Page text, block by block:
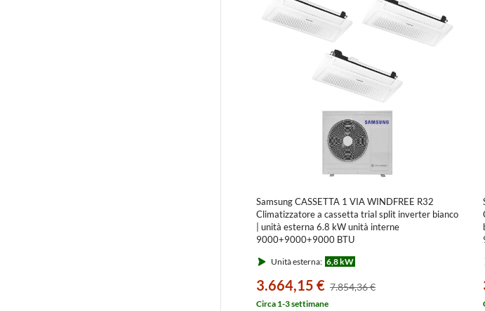
Samsung CASSETTA 1 VIA WINDFREE R32
Climatizzatore a cassetta trial split inverter bianco
| unità esterna 6.8 kW unità interne
9000+9000+9000 BTU
Unità esterna: 6,8 kW
3.664,15 € 7.854,36 €
Circa 1-3 settimane